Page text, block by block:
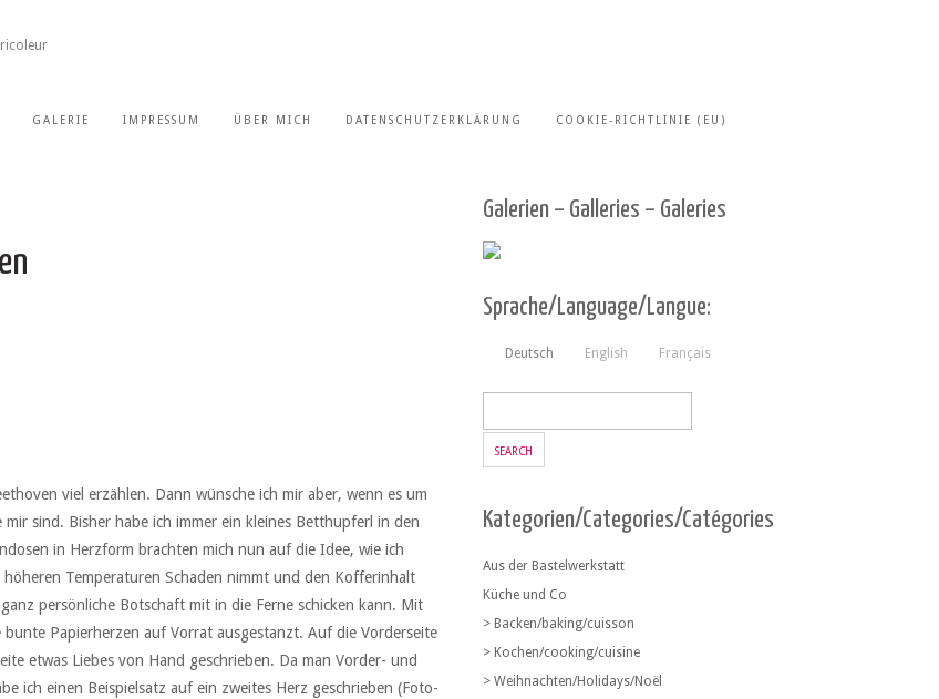
GALERIE IMPRESSUM ÜBER MICH DATENSCHUTZERKLÄRUNG COOKIE-RICHTLINIE (EU)
viel erzählen. Dann wünsche ich mir aber, wenn es um
sind. Bisher habe ich immer ein kleines Betthupferl in den
in Herzform brachten mich nun auf die Idee, wie ich
Temperaturen Schaden nimmt und den Kofferinhalt
persönliche Botschaft mit in die Ferne schicken kann. Mit
Papierherzen auf Vorrat ausgestanzt. Auf die Vorderseite
etwas Liebes von Hand geschrieben. Da man Vorder- und
ich einen Beispielsatz auf ein zweites Herz geschrieben (Foto-
Galerien – Galleries – Galeries
Sprache/Language/Langue:
Deutsch English Français
Kategorien/Categories/Catégories
Aus der Bastelwerkstatt
Küche und Co
> Backen/baking/cuisson
> Kochen/cooking/cuisine
> Weihnachten/Holidays/Noël